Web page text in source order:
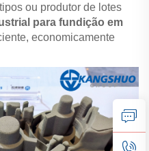
ou produtor de lotes
para fundição em
economicamente